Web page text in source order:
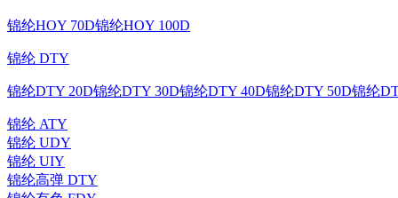
锦纶HOY 70D锦纶HOY 100D
锦纶 DTY
锦纶DTY 20D锦纶DTY 30D锦纶DTY 40D锦纶DTY 50D锦纶
锦纶 ATY
锦纶 UDY
锦纶 UIY
锦纶高弹 DTY